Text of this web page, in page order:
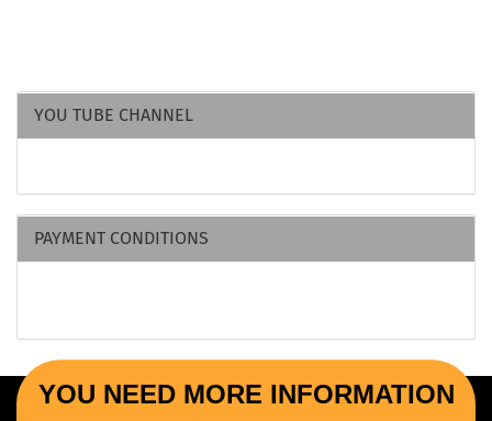
YOU TUBE CHANNEL
PAYMENT CONDITIONS
YOU NEED MORE INFORMATION